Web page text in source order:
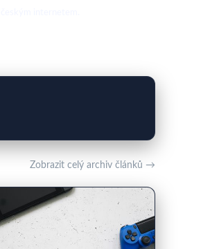
Zobrazit celý archiv článků →